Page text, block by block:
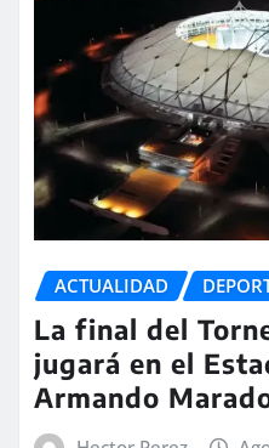
ACTUALIDAD
La final del
jugará en el
Armando